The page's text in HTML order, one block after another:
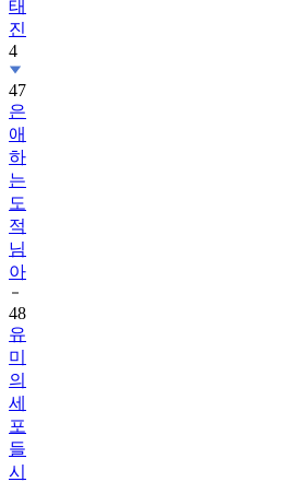
태
진
4
47
은
애
하
는
도
적
님
아
48
유
미
의
세
포
들
시